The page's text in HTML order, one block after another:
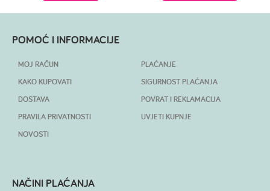
POMOĆ I INFORMACIJE
MOJ RAČUN
KAKO KUPOVATI
DOSTAVA
PRAVILA PRIVATNOSTI
NOVOSTI
PLAĆANJE
SIGURNOST PLAĆANJA
POVRAT I REKLAMACIJA
UVJETI KUPNJE
NAČINI PLAĆANJA